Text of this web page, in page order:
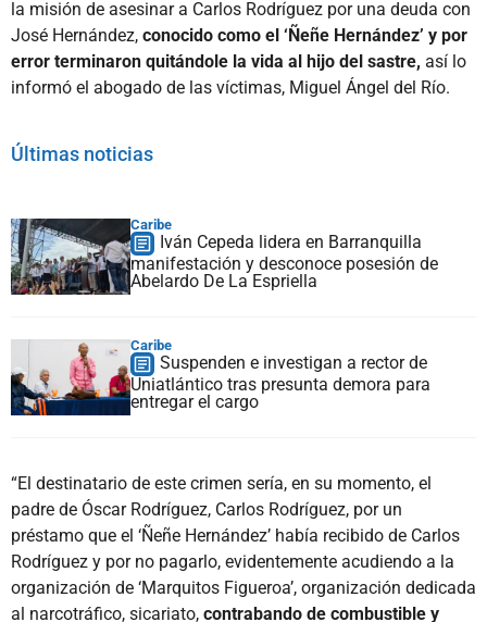
la misión de asesinar a Carlos Rodríguez por una deuda con
José Hernández, conocido como el ‘Ñeñe Hernández’ y por
error terminaron quitándole la vida al hijo del sastre, así lo
informó el abogado de las víctimas, Miguel Ángel del Río.
Últimas noticias
Caribe
Iván Cepeda lidera en Barranquilla
manifestación y desconoce posesión de
Abelardo De La Espriella
Caribe
Suspenden e investigan a rector de
Uniatlántico tras presunta demora para
entregar el cargo
“El destinatario de este crimen sería, en su momento, el
padre de Óscar Rodríguez, Carlos Rodríguez, por un
préstamo que el ‘Ñeñe Hernández’ había recibido de Carlos
Rodríguez y por no pagarlo, evidentemente acudiendo a la
organización de ‘Marquitos Figueroa’, organización dedicada
al narcotráfico, sicariato, contrabando de combustible y